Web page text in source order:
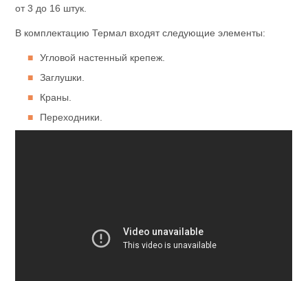
от 3 до 16 штук.
В комплектацию Термал входят следующие элементы:
Угловой настенный крепеж.
Заглушки.
Краны.
Переходники.